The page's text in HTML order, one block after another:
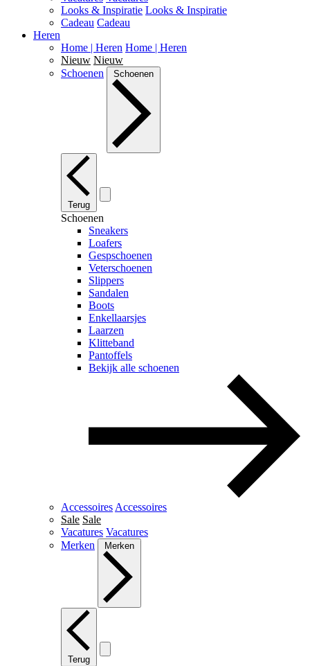
Looks & Inspiratie Looks & Inspiratie
Cadeau Cadeau
Heren
Home | Heren Home | Heren
Nieuw Nieuw
Schoenen
Schoenen
Terug
Schoenen
Sneakers
Loafers
Gespschoenen
Veterschoenen
Slippers
Sandalen
Boots
Enkellaarsjes
Laarzen
Klitteband
Pantoffels
Bekijk alle schoenen
Accessoires Accessoires
Sale Sale
Vacatures Vacatures
Merken
Merken
Terug